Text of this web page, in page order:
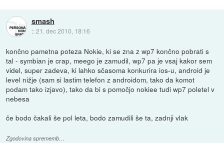
smash
::21. dec 2010, 18:16
končno pametna poteza Nokie, ki se zna z wp7 končno pobrati s
tal - symbian je crap, meego je zamudil, wp7 pa je vsaj kakor sem
videl, super zadeva, ki lahko sčasoma konkurira ios-u, android je
level nižje (sam si lastim telefon z androidom, tako da komot
podam tako izjavo), tako da bi s pomočjo nokiee tudi wp7 poletel v
nebesa
če bodo čakali še pol leta, bodo zamudili še ta, zadnji vlak
Zgodovina sprememb…